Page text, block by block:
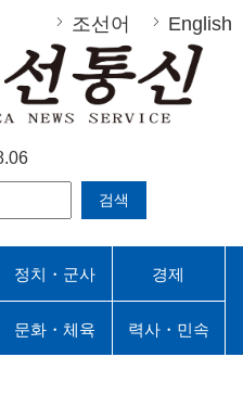
조선어 English
검색
정치・군사 경제
문화・체육 력사・민속